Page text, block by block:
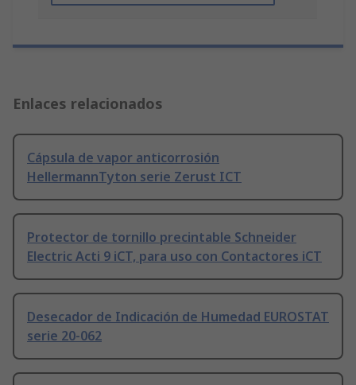
Enlaces relacionados
Cápsula de vapor anticorrosión
HellermannTyton serie Zerust ICT
Protector de tornillo precintable Schneider
Electric Acti 9 iCT, para uso con Contactores iCT
Desecador de Indicación de Humedad EUROSTAT
serie 20-062